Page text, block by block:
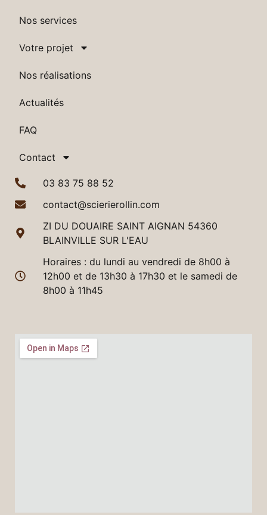
Nos services
Votre projet
Nos réalisations
Actualités
FAQ
Contact
03 83 75 88 52
contact@scierierollin.com
ZI DU DOUAIRE SAINT AIGNAN 54360
BLAINVILLE SUR L'EAU
Horaires : du lundi au vendredi de 8h00 à
12h00 et de 13h30 à 17h30 et le samedi de
8h00 à 11h45